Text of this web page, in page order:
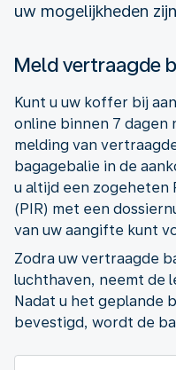
uw mogelijkheden
Meld vertraagde
Kunt u uw koffer bij
online binnen 7 dagen
melding van
bagagebalie in de
u altijd een
(PIR) met een
van uw aangifte kunt
Zodra uw vertraagde
luchthaven, neemt de
Nadat u het geplande
bevestigd, wordt de